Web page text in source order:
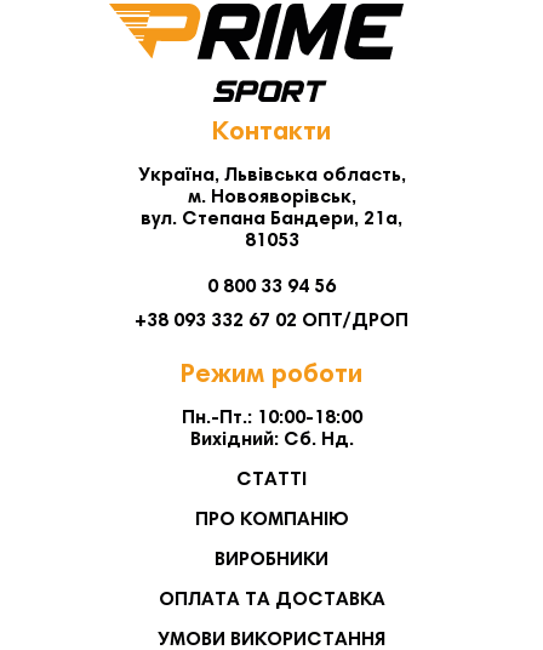
Контакти
Україна, Львівська область,
м. Новояворівськ,
вул. Степана Бандери, 21а,
81053
0 800 33 94 56
+38 093 332 67 02 ОПТ/ДРОП
Режим роботи
Пн.-Пт.: 10:00-18:00
Вихідний: Сб. Нд.
СТАТТІ
ПРО КОМПАНІЮ
ВИРОБНИКИ
ОПЛАТА ТА ДОСТАВКА
УМОВИ ВИКОРИСТАННЯ